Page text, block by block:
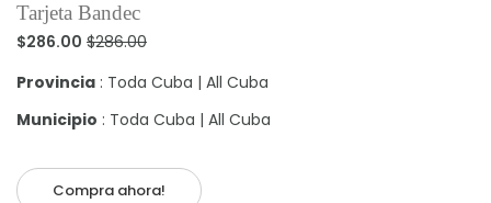
Tarjeta Bandec
$286.00 $286.00
Provincia : Toda Cuba | All Cuba
Municipio : Toda Cuba | All Cuba
Compra ahora!